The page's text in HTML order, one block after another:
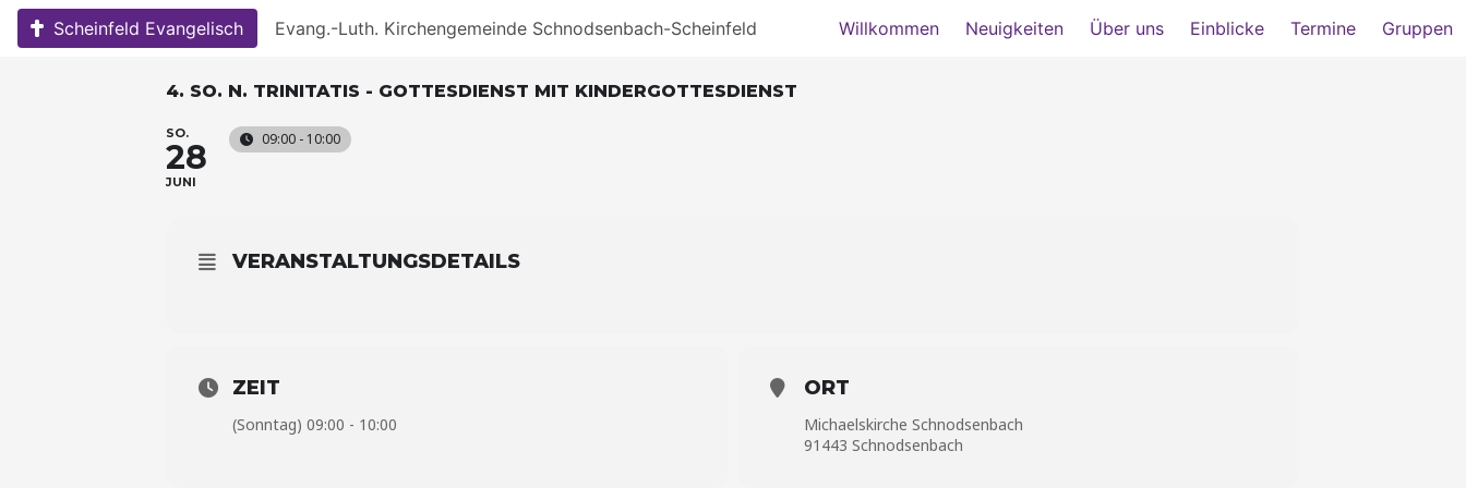
Skip
Scheinfeld Evangelisch Evang.-Luth. Kirchengemeinde Schnodsenbach-Scheinfeld Willkommen Neuigkeiten Über uns Einblicke Termine Gruppen
4. SO. N. TRINITATIS - GOTTESDIENST MIT KINDERGOTTESDIENST
SO.
28
JUNI
09:00 - 10:00
VERANSTALTUNGSDETAILS
ZEIT
(Sonntag) 09:00 - 10:00
ORT
Michaelskirche Schnodsenbach
91443 Schnodsenbach